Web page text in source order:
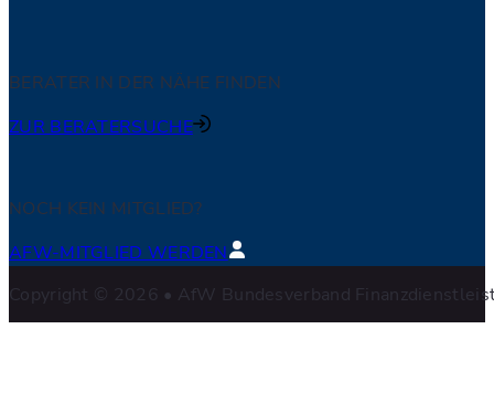
BERATER IN DER NÄHE FINDEN
ZUR BERATERSUCHE
NOCH KEIN MITGLIED?
AFW-MITGLIED WERDEN
Copyright © 2026 • AfW Bundesverband